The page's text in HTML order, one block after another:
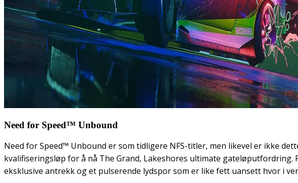
Need for Speed™ Unbound
Need for Speed™ Unbound er som tidligere NFS-titler, men likevel er ikke
kvalifiseringsløp for å nå The Grand, Lakeshores ultimate gateløputfordring.
eksklusive antrekk og et pulserende lydspor som er like fett uansett hvor i